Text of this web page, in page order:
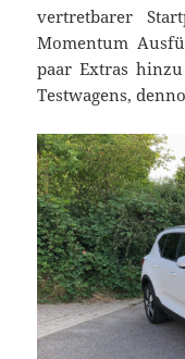
vertretbarer
Momentum
paar Extras
Testwagens,